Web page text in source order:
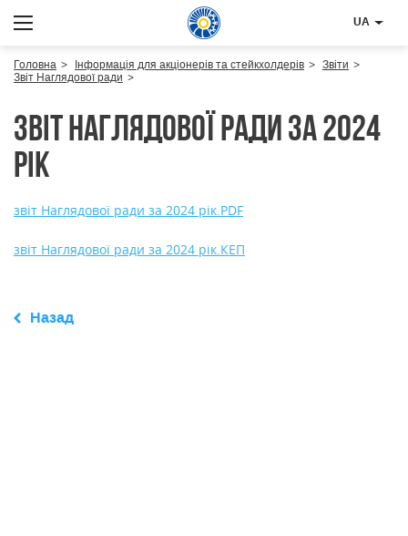
UA
Головна Інформація для акціонерів та стейкхолдерів
Звіти
Звіт Наглядової ради
Звіт Наглядової ради за 2024
рік
звіт Наглядової ради за 2024 рік.PDF
звіт Наглядової ради за 2024 рік.КЕП
Назад